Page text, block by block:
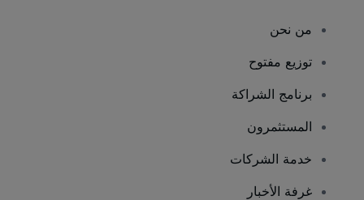
من نحن
توزيع مفتوح
برنامج الشراكة
المستثمرون
خدمة الشركات
غرفة الأخبار